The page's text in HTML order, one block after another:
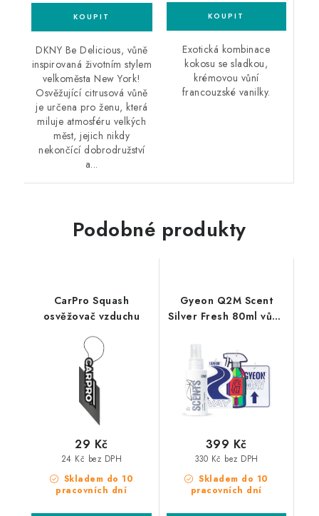
DKNY Be Delicious, vůně
inspirovaná životním stylem
velkoměsta New York!
Osvěžující citrusová vůně
je určena pro ženu, která
miluje atmosféru velkých
měst, jejich nikdy
nekončící dobrodružství
a...
Exotická kombinace
kokosu se sladkou,
krémovou vůní
francouzské vanilky.
Podobné produkty
CarPro Squash
osvěžovač vzduchu
Skladem do 10
pracovních dní
24 Kč bez DPH
29 Kč
Gyeon Q2M Scent
Silver Fresh 80ml vůně
Skladem do 10
pracovních dní
330 Kč bez DPH
399 Kč